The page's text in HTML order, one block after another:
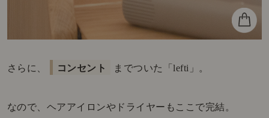
さらに、 コンセント までついた「lefti」。
なので、ヘアアイロンやドライヤーもここで完結。